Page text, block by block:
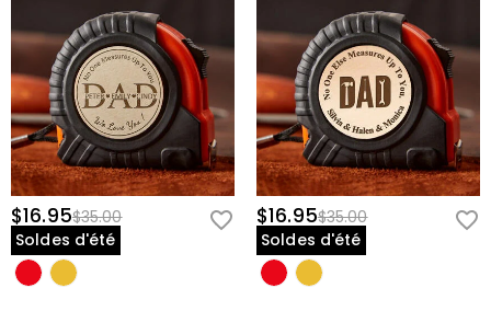
$16.95$35.00
Soldes d'été
$16.95$35.00
Soldes d'été